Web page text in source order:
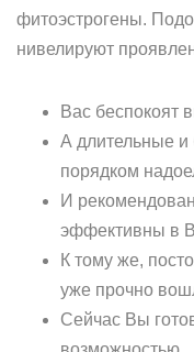
фитоэстрогены.
нивелируют
Вас беспокоят
А длительные
порядком
И
эффективны в
К тому же,
уже прочно
Сейчас Вы